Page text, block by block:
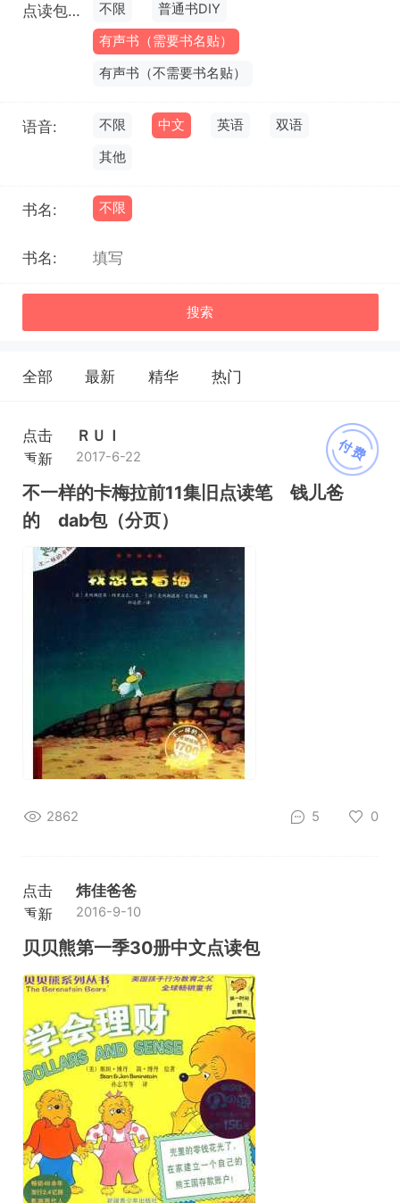
点读包类型: 不限
普通书DIY
有声书（需要书名贴）
有声书（不需要书名贴）
语音: 不限 中文 英语
双语
其他
书名: 不限
书名:
搜索
全部 最新 精华 热门
付费
点击
重新
加载
ＲＵＩ
2017-6-22
不一样的卡梅拉前11集旧点读笔 钱儿爸
的 dab包（分页）
2862 5 0
点击
重新
加载
炜佳爸爸
2016-9-10
贝贝熊第一季30册中文点读包